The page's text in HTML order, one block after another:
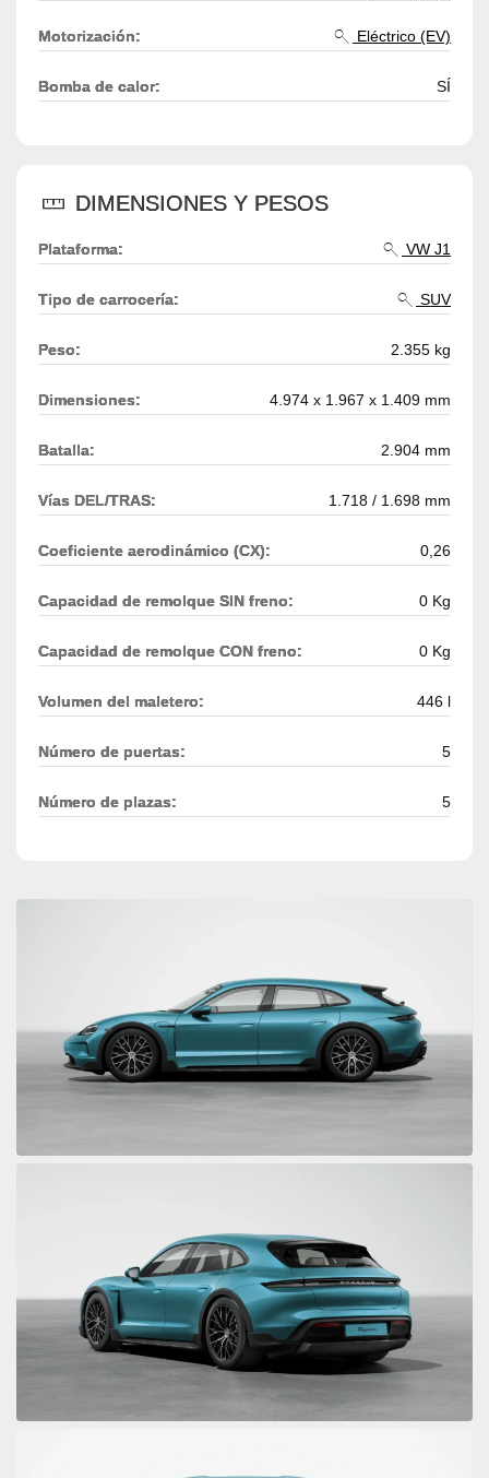
Motorización: Eléctrico (EV)
Bomba de calor: SÍ
DIMENSIONES Y PESOS
Plataforma: VW J1
Tipo de carrocería: SUV
Peso: 2.355 kg
Dimensiones: 4.974 x 1.967 x 1.409 mm
Batalla: 2.904 mm
Vías DEL/TRAS: 1.718 / 1.698 mm
Coeficiente aerodinámico (CX): 0,26
Capacidad de remolque SIN freno: 0 Kg
Capacidad de remolque CON freno: 0 Kg
Volumen del maletero: 446 l
Número de puertas: 5
Número de plazas: 5